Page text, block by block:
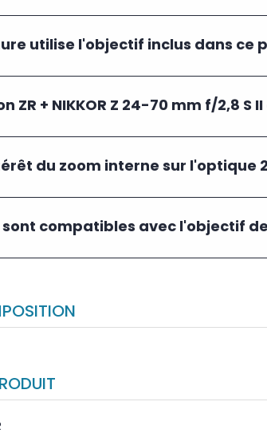
utilise l'objectif inclus dans ce
ZR + NIKKOR Z 24-70 mm f/2,8
du zoom interne sur l'optique
compatibles avec l'objectif